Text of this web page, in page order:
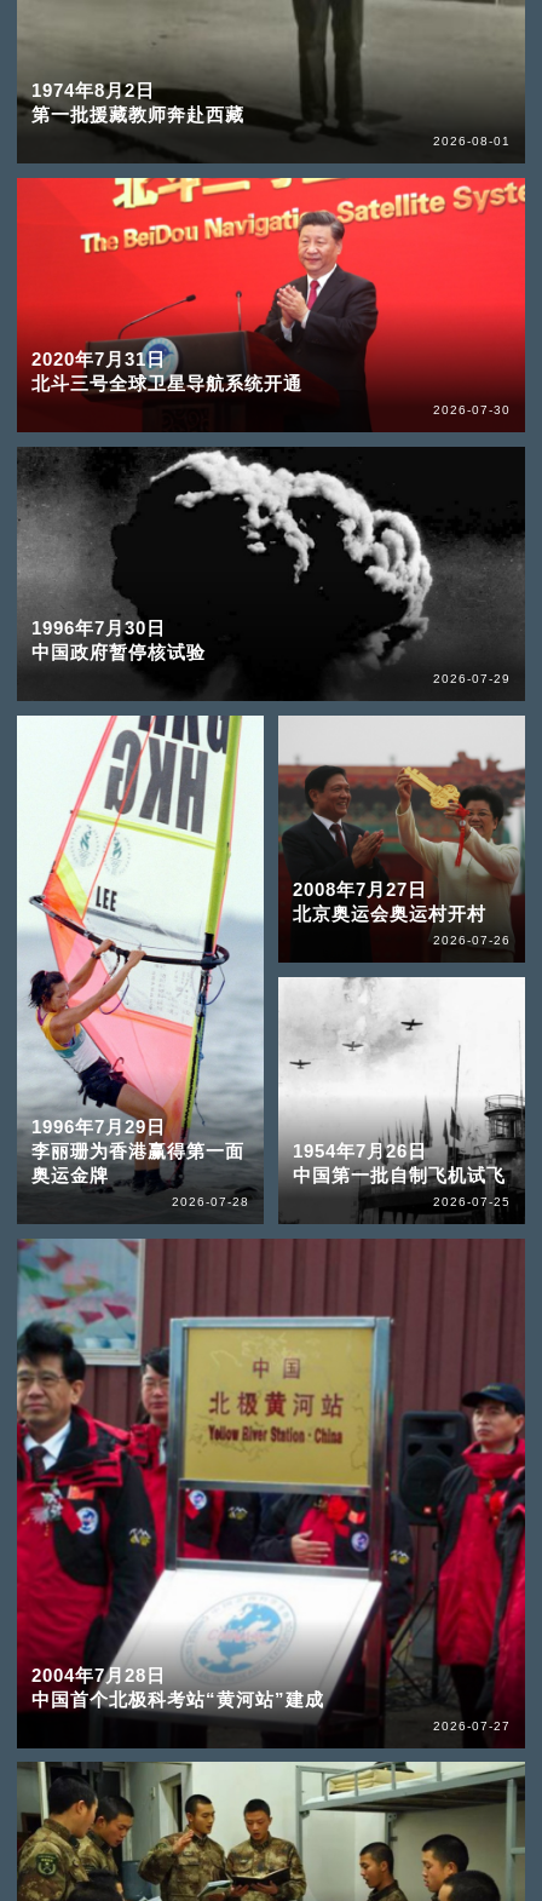
1974年8月2日
第一批援藏教师奔赴西藏
2026-08-01
2020年7月31日
北斗三号全球卫星导航系统开通
2026-07-30
1996年7月30日
中国政府暂停核试验
2026-07-29
1996年7月29日
李丽珊为香港赢得第一面
奥运金牌
2026-07-28
2004年7月28日
中国首个北极科考站“黄河站”建成
2026-07-27
2008年7月27日
北京奥运会奥运村开村
2026-07-26
1954年7月26日
中国第一批自制飞机试飞
2026-07-25